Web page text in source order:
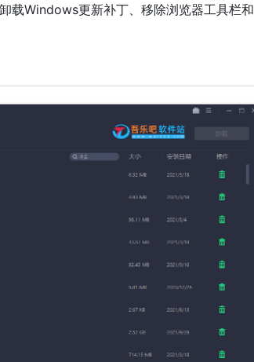
载Windows更新补丁、移除浏览器工具栏和